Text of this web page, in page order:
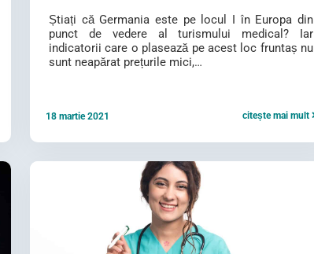
Știați că Germania este pe locul I în Europa din
punct de vedere al turismului medical? Iar
indicatorii care o plasează pe acest loc fruntaș nu
sunt neapărat prețurile mici,…
citește mai mult
18 martie 2021